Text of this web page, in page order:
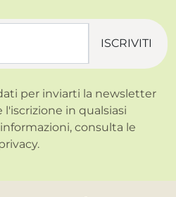
ISCRIVITI
per inviarti la newsletter
in qualsiasi
consulta le